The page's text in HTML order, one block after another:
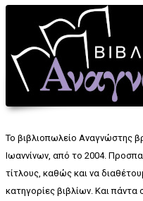
Το βιβλιοπωλείο Αναγνώστης
Ιωαννίνων, από το 2004.
τίτλους, καθώς και να
κατηγορίες βιβλίων. Και πάντα